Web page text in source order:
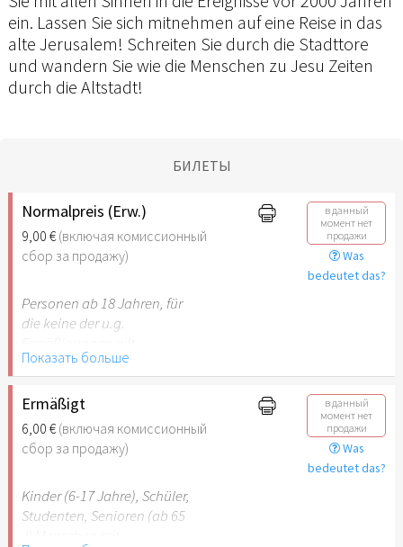
ein. Lassen Sie sich mitnehmen auf eine Reise in das
alte Jerusalem! Schreiten Sie durch die Stadttore
und wandern Sie wie die Menschen zu Jesu Zeiten
durch die Altstadt!
БИЛЕТЫ
Normalpreis (Erw.)
9,00 €(включая комиссионный
сбор за продажу)
в данный
момент нет
продажи
Was
bedeutet das?
Personen ab 18 Jahren, für
die keine der u.g.
Показать больше
Ermäßigt
6,00 €(включая комиссионный
сбор за продажу)
в данный
момент нет
продажи
Was
bedeutet das?
Kinder (6-17 Jahre), Schüler,
Studenten, Senioren (ab 65